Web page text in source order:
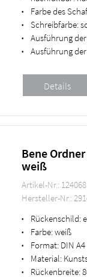
• Farbe des
• Schreibfarbe:
• Ausführung
• Ausführung
Bene
weiß
Artikel-Nr.: 124068
Hersteller-Nr.:
• Rückenschild:
• Farbe:weiß
• Format: DIN A4
• Material:
• Rückenbreite: